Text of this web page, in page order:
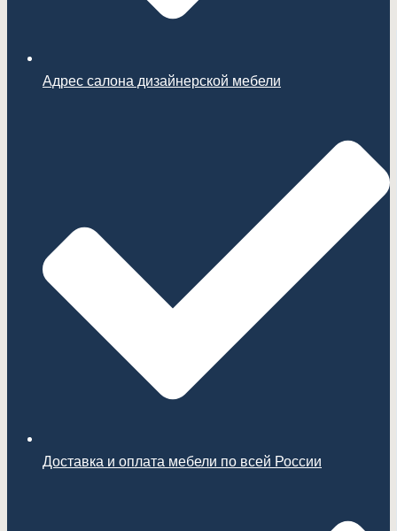
Адрес салона дизайнерской мебели
Доставка и оплата мебели по всей России